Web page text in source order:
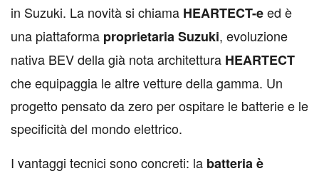
in Suzuki. La novità si chiama HEARTECT-eed è
una piattaforma proprietaria Suzuki, evoluzione
nativa BEV della già nota architettura HEARTECT
che equipaggia le altre vetture della gamma. Un
progetto pensato da zero per ospitare le batterie e le
specificità del mondo elettrico.
I vantaggi tecnici sono concreti: la batteria è